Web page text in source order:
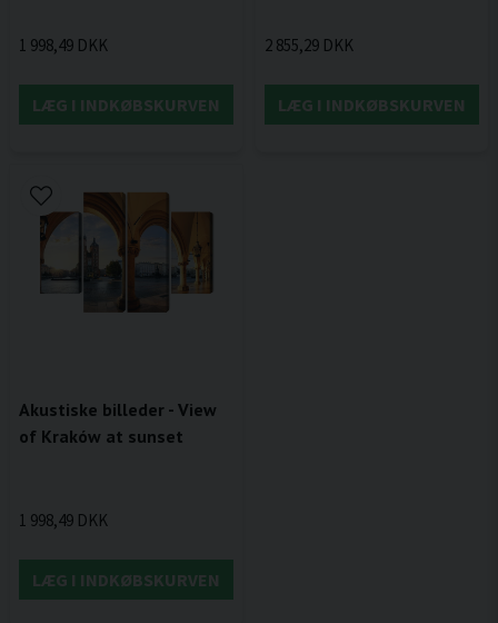
1 998,49 DKK
LÆG I INDKØBSKURVEN
2 855,29 DKK
LÆG I INDKØBSKURVEN
Akustiske billeder - View
of Kraków at sunset
1 998,49 DKK
LÆG I INDKØBSKURVEN